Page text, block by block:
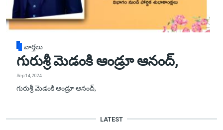
వార్తలు
గురుశ్రీ మెడంకి ఆండ్రూ ఆనంద్,
Sep 14, 2024
గురుశ్రీ మెడంకి ఆండ్రూ ఆనంద్,
LATEST